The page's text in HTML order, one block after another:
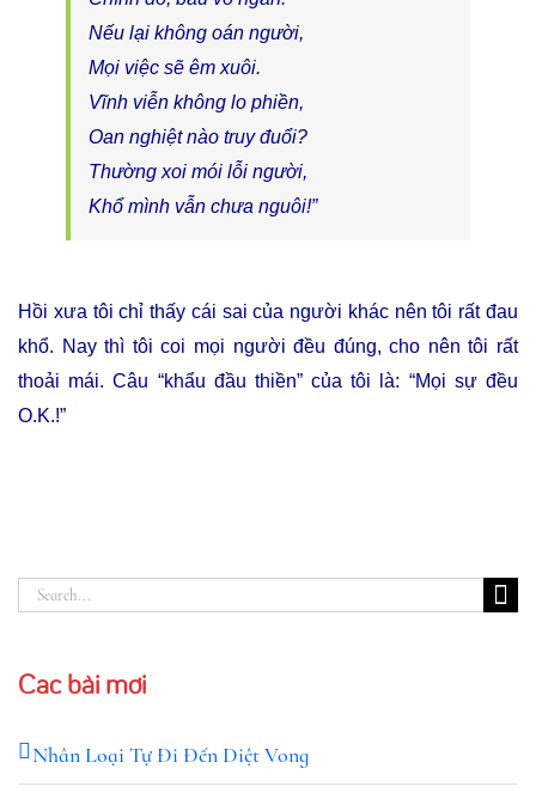
Nếu lại không oán người,
Mọi việc sẽ êm xuôi.
Vĩnh viễn không lo phiền,
Oan nghiệt nào truy đuổi?
Thường xoi mói lỗi người,
Khổ mình vẫn chưa nguôi!”
Hồi xưa tôi chỉ thấy cái sai của người khác nên tôi rất đau
khổ. Nay thì tôi coi mọi người đều đúng, cho nên tôi rất
thoải mái. Câu “khẩu đầu thiền” của tôi là: “Mọi sự đều
O.K.!”
Search
Các bài mới
Nhân Loại Tự Đi Đến Diệt Vong